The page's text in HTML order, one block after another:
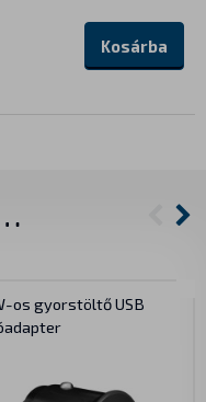
Kosárba
os gyorstöltő USB